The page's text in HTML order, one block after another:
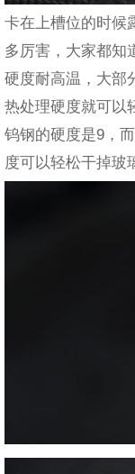
卡在上槽位的时候
多厉害，大家都知
硬度耐高温，大部
热处理硬度就可以
钨钢的硬度是9，
度可以轻松干掉玻